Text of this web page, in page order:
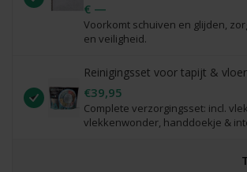
€ —
Voorkomt schuiven en glijden,
en veiligheid.
Reinigingsset voor tapijt &
€39,95
Complete verzorgingsset: incl.
vlekkenwonder, handdoekje &